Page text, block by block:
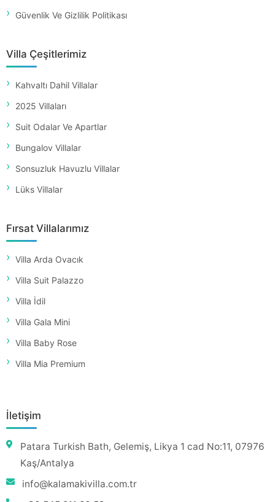
Güvenlik Ve Gizlilik Politikası
Villa Çeşitlerimiz
Kahvaltı Dahil Villalar
2025 Villaları
Suit Odalar Ve Apartlar
Bungalov Villalar
Sonsuzluk Havuzlu Villalar
Lüks Villalar
Fırsat Villalarımız
Villa Arda Ovacık
Villa Suit Palazzo
Villa İdil
Villa Gala Mini
Villa Baby Rose
Villa Mia Premium
İletişim
Patara Turkish Bath, Gelemiş, Likya 1 cad No:11, 07976
Kaş/Antalya
info@kalamakivilla.com.tr